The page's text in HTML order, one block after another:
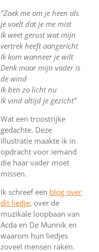
"Zoek me om je heen als
je voelt dat je me mist
Ik weet gerust wat mijn
vertrek heeft aangericht
Ik kom wanneer je wilt
Denk maar mijn vader is
de wind
Ik ben zo licht nu
Ik vind altijd je gezicht"
Wat een troostrijke
gedachte. Deze
illustratie maakte ik in
opdracht voor iemand
die haar vader moet
missen.
Ik schreef een blog over
dit liedje, over de
muzikale loopbaan van
Acda en De Munnik en
waarom hun liedjes
zoveel mensen raken.